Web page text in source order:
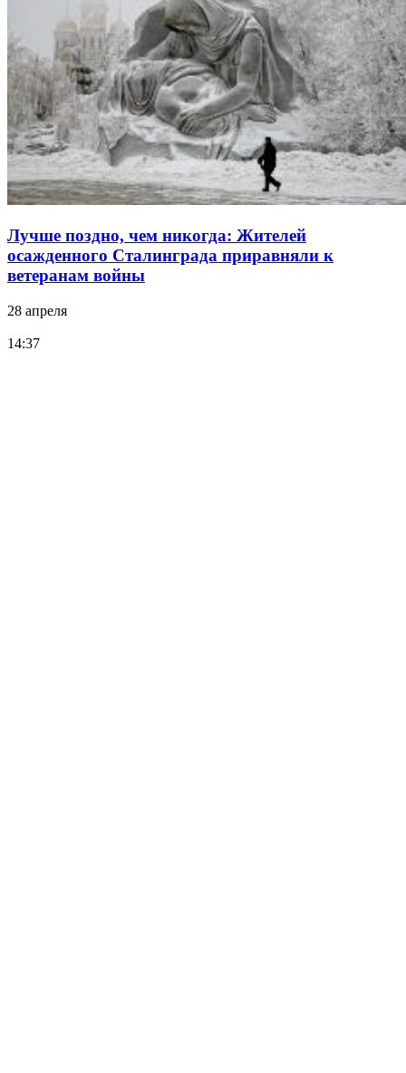
Лучше поздно, чем никогда: Жителей
осажденного Сталинграда приравняли к
ветеранам войны
28 апреля
14:37